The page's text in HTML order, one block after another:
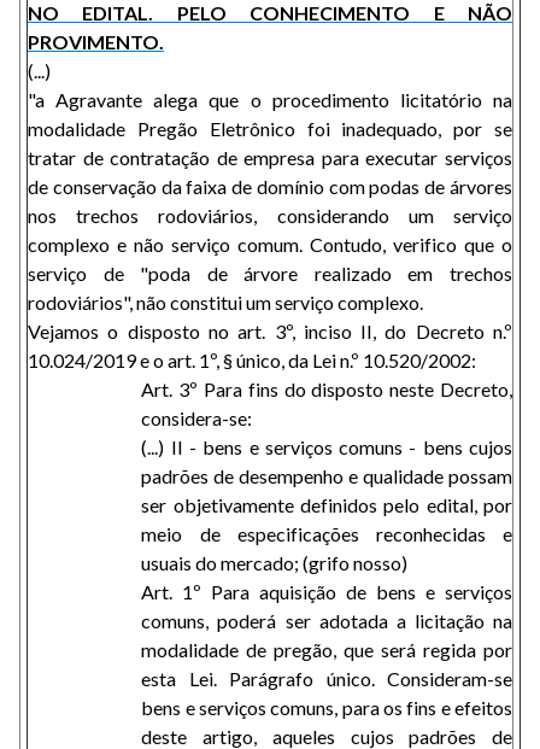
NO EDITAL. PELO CONHECIMENTO E NÃO
PROVIMENTO.
(...)
"a Agravante alega que o procedimento licitatório na
modalidade Pregão Eletrônico foi inadequado, por se
tratar de contratação de empresa para executar serviços
de conservação da faixa de domínio com podas de árvores
nos trechos rodoviários, considerando um serviço
complexo e não serviço comum. Contudo, verifico que o
serviço de "poda de árvore realizado em trechos
rodoviários", não constitui um serviço complexo.
Vejamos o disposto no art. 3º, inciso II, do Decreto n.º
10.024/2019 e o art. 1º, § único, da Lei n.º 10.520/2002:
Art. 3º Para fins do disposto neste Decreto,
considera-se:
(...) II - bens e serviços comuns - bens cujos
padrões de desempenho e qualidade possam
ser objetivamente definidos pelo edital, por
meio de especificações reconhecidas e
usuais do mercado; (grifo nosso)
Art. 1º Para aquisição de bens e serviços
comuns, poderá ser adotada a licitação na
modalidade de pregão, que será regida por
esta Lei. Parágrafo único. Consideram-se
bens e serviços comuns, para os fins e efeitos
deste artigo, aqueles cujos padrões de